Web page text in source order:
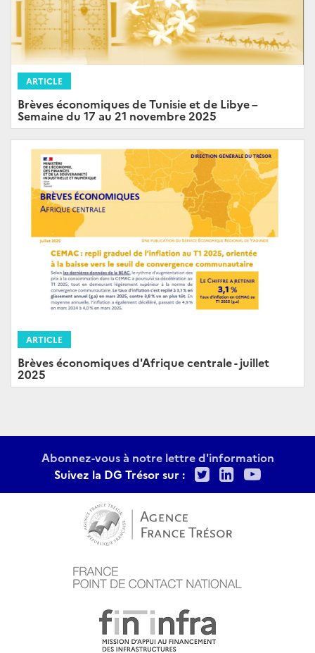
ARTICLE
Brèves économiques de Tunisie et de Libye –
Semaine du 17 au 21 novembre 2025
ARTICLE
Brèves économiques d'Afrique centrale - juillet
2025
Abonnez-vous à notre lettre d'information
Suivez la DG Trésor sur :
TwitterLinkedIn